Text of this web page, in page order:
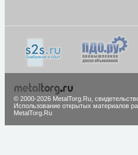
© 2000-2026 MetalTorg.Ru,
Использование открытых материалов
MetalTorg.Ru